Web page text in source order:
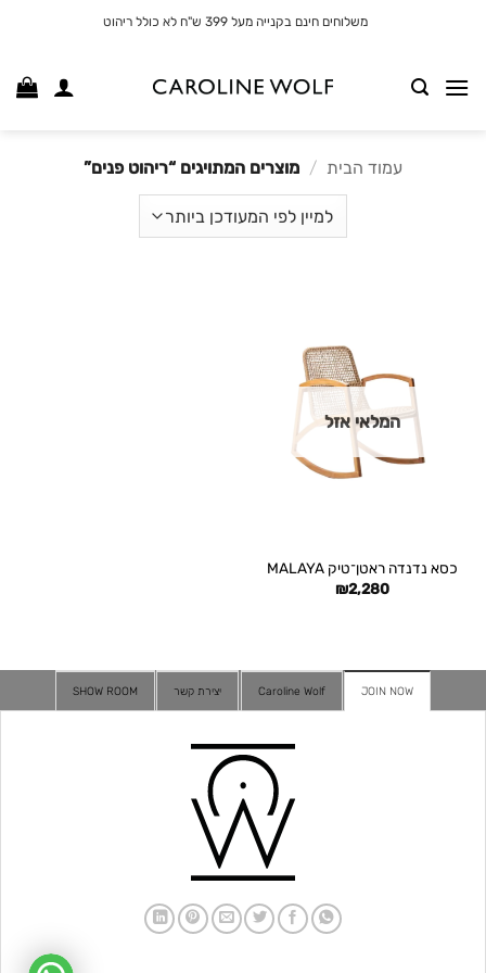
משלוחים חינם בקנייה מעל 399 ש"ח לא כולל ריהוט
עמוד הבית / מוצרים המתויגים “ריהוט פנים”
המלאי אזל
כסא נדנדה ראטן־טיק MALAYA
₪2,280
JOIN NOW
Caroline Wolf יצירת קשר SHOW ROOM